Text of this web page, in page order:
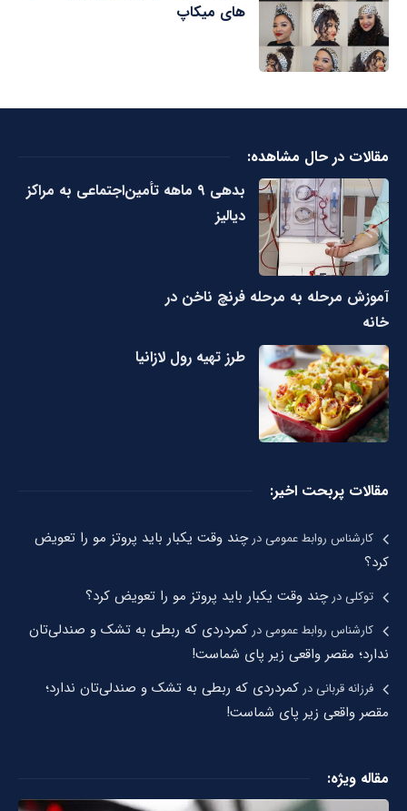
های میکاپ
مقالات در حال مشاهده:
بدهی ۹ ماهه تأمین‌اجتماعی به مراکز
دیالیز
آموزش مرحله به مرحله فرنچ ناخن در
خانه
طرز تهیه رول لازانیا
مقالات پربحت اخیر:
کارشناس روابط عمومیدرچند وقت یکبار باید پروتز مو را تعویض
کرد؟
توکلیدرچند وقت یکبار باید پروتز مو را تعویض کرد؟
کارشناس روابط عمومیدر کمردردی که ربطی به تشک و صندلی‌تان
ندارد؛ مقصر واقعی زیر پای شماست!
فرزانه قربانیدر کمردردی که ربطی به تشک و صندلی‌تان ندارد؛
مقصر واقعی زیر پای شماست!
مقاله ویژه: